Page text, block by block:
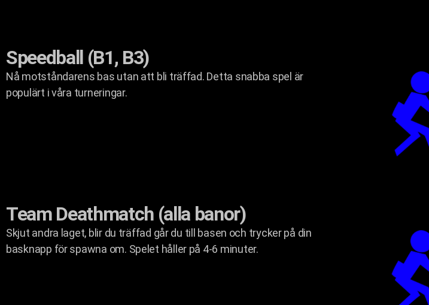
Speedball (B1, B3)
Nå motståndarens bas utan att bli träffad. Detta snabba spel är
populärt i våra turneringar.
Team Deathmatch (alla banor)
Skjut andra laget, blir du träffad går du till basen och trycker på din
basknapp för spawna om. Spelet håller på 4-6 minuter.